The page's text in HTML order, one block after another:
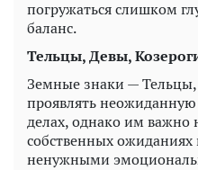
погружаться слишком
баланс.
Тельцы, Девы,
Земные знаки —
проявлять
делах, однако им важно
собственных ожиданиях
ненужными